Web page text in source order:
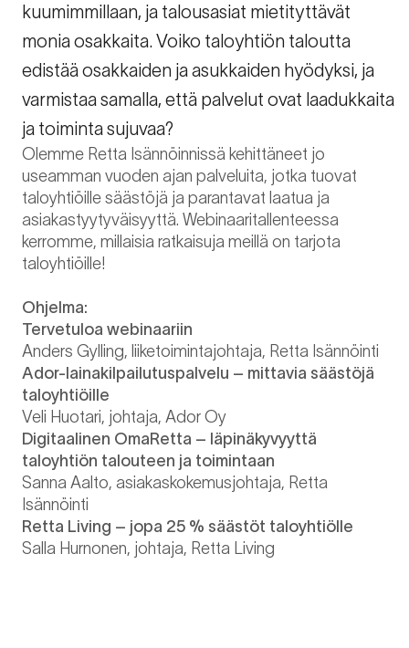
kuumimmillaan, ja talousasiat mietityttävät
monia osakkaita. Voiko taloyhtiön taloutta
edistää osakkaiden ja asukkaiden hyödyksi, ja
varmistaa samalla, että palvelut ovat laadukkaita
ja toiminta sujuvaa?
Olemme Retta Isännöinnissä kehittäneet jo
useamman vuoden ajan palveluita, jotka tuovat
taloyhtiöille säästöjä ja parantavat laatua ja
asiakastyytyväisyyttä. Webinaaritallenteessa
kerromme, millaisia ratkaisuja meillä on tarjota
taloyhtiöille!
Ohjelma:
Tervetuloa webinaariin
Anders Gylling, liiketoimintajohtaja, Retta Isännöinti
Ador-lainakilpailutuspalvelu – mittavia säästöjä
taloyhtiöille
Veli Huotari, johtaja, Ador Oy
Digitaalinen OmaRetta – läpinäkyvyyttä
taloyhtiön talouteen ja toimintaan
Sanna Aalto, asiakaskokemusjohtaja, Retta
Isännöinti
Retta Living – jopa 25 % säästöt taloyhtiölle
Salla Hurnonen, johtaja, Retta Living